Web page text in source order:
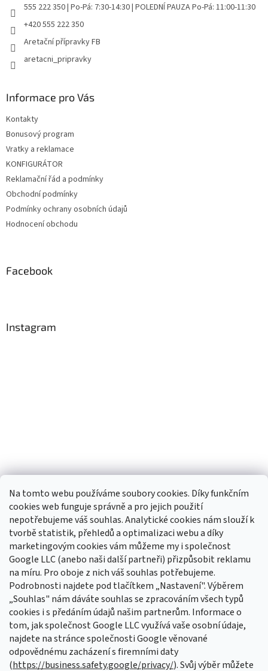
Na tomto webu používáme soubory cookies. Díky funkčním
cookies web funguje správně a pro jejich použití
nepotřebujeme váš souhlas. Analytické cookies nám slouží k
tvorbě statistik, přehledů a optimalizaci webu a díky
marketingovým cookies vám můžeme my i společnost
Google LLC (anebo naši další partneři) přizpůsobit reklamu
na míru. Pro oboje z nich váš souhlas potřebujeme.
Podrobnosti najdete pod tlačítkem „Nastavení". Výběrem
„Souhlas" nám dáváte souhlas se zpracováním všech typů
cookies i s předáním údajů našim partnerům. Informace o
tom, jak společnost Google LLC využívá vaše osobní údaje,
najdete na stránce společnosti Google věnované
odpovědnému zacházení s firemními daty
(https://business.safety.google/privacy/). Svůj výběr můžete
555 222 350 | Po-Pá: 7:30-14:30 | POLEDNÍ PAUZA Po-Pá: 11:00-11:30
+420 555 222 350
Aretační přípravky FB
aretacni_pripravky
Informace pro Vás
Kontakty
Bonusový program
Vratky a reklamace
KONFIGURÁTOR
Reklamační řád a podmínky
Obchodní podmínky
Podmínky ochrany osobních údajů
Hodnocení obchodu
Facebook
Instagram
Sledovat na Instagramu
Odebírat newsletter
Vložte svůj e-mail a my vám budeme zasílat informace o nových
produktech na našem e-shopu.
E-mail
Vložením e-mailu souhlasíte s podmínkami ochrany osobních údajů